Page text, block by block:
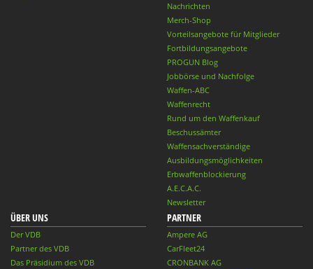
Nachrichten
Merch-Shop
Vorteilsangebote für Mitglieder
Fortbildungsangebote
PROGUN Blog
Jobbörse und Nachfolge
Waffen-ABC
Waffenrecht
Rund um den Waffenkauf
Beschussämter
Waffensachverständige
Ausbildungsmöglichkeiten
Erbwaffenblockierung
A.E.C.A.C.
Newsletter
ÜBER UNS
Der VDB
Partner des VDB
Das Präsidium des VDB
PARTNER
Ampere AG
CarFleet24
CRONBANK AG